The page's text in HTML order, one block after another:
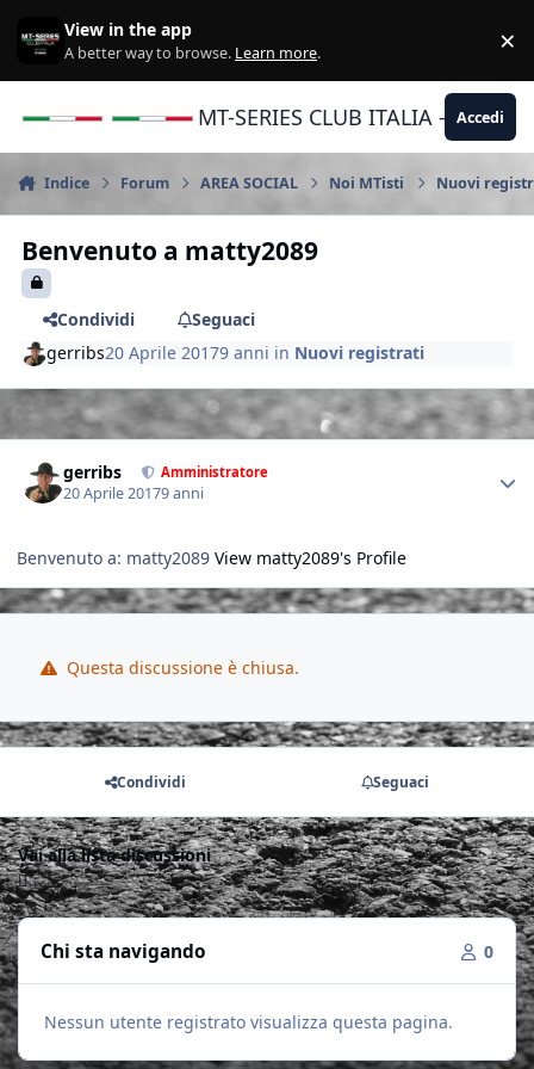
View in the app
A better way to browse. Learn more. ×
MT-SERIES CLUB ITALIA -Accedi
Indice Forum AREA SOCIAL Noi MTisti Nuovi
Benvenuto a matty2089
Condividi
Seguaci
gerribs20 Aprile 20179 anni in Nuovi registrati
gerribs Amministratore
20 Aprile 20179 anni
Benvenuto a: matty2089 View matty2089's Profile
Questa discussione è chiusa.
Condividi Seguaci
Vai alla lista discussioni
Chi sta navigando 0
Nessun utente registrato visualizza questa pagina.